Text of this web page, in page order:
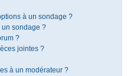
à un sondage ?
sondage ?
?
jointes ?
à un modérateur ?